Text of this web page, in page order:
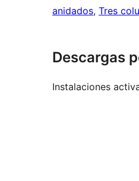
anidados, Tres
Descargas
Instalaciones